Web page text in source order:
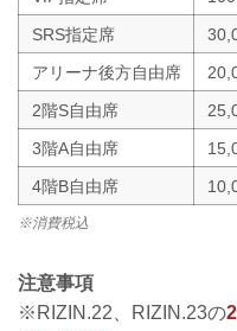
SRS指定席
アリーナ後方自由席
2階S自由席
3階A自由席
4階B自由席
※消費税込
注意事項
※RIZIN.22、RIZIN.23の